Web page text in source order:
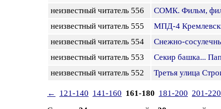
неизвестный читатель 556
СОМК. Фильм,
неизвестный читатель 555
МПД-4
неизвестный читатель 554
Снежно-
неизвестный читатель 553
Секир башка...
неизвестный читатель 552
Третья улица
← 121-140 141-160 161-180 181-200 201-220